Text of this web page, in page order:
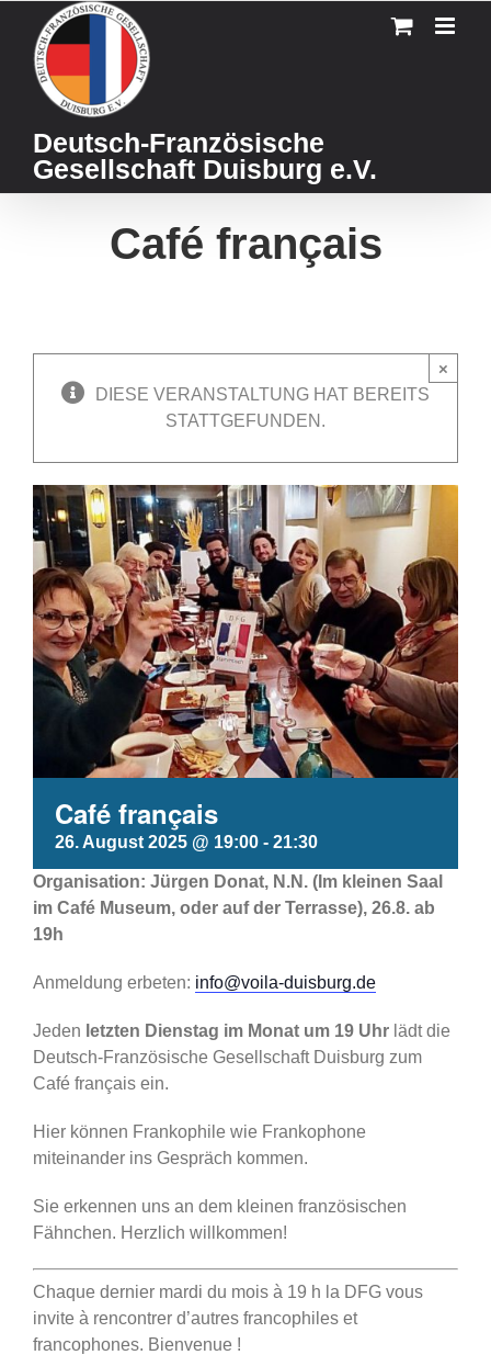
content
Deutsch-Französische
Gesellschaft Duisburg e.V.
Café français
DIESE VERANSTALTUNG HAT BEREITS
STATTGEFUNDEN.
×
Café français
26. August 2025 @ 19:00 - 21:30
Organisation: Jürgen Donat, N.N. (Im kleinen Saal
im Café Museum, oder auf der Terrasse), 26.8. ab
19h
Anmeldung erbeten: info@voila-duisburg.de
Jeden letzten Dienstag im Monat um 19 Uhr lädt die
Deutsch-Französische Gesellschaft Duisburg zum
Café français ein.
Hier können Frankophile wie Frankophone
miteinander ins Gespräch kommen.
Sie erkennen uns an dem kleinen französischen
Fähnchen. Herzlich willkommen!
Chaque dernier mardi du mois à 19 h la DFG vous
invite à rencontrer d’autres francophiles et
francophones. Bienvenue !